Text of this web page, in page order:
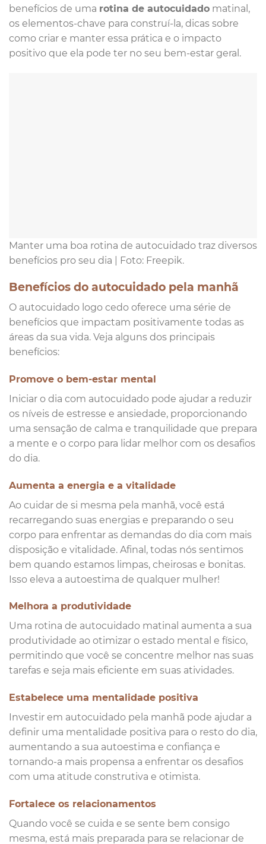
benefícios de uma rotina de autocuidado matinal,
os elementos-chave para construí-la, dicas sobre
como criar e manter essa prática e o impacto
positivo que ela pode ter no seu bem-estar geral.
Manter uma boa rotina de autocuidado traz diversos
benefícios pro seu dia | Foto: Freepik.
Benefícios do autocuidado pela manhã
O autocuidado logo cedo oferece uma série de
benefícios que impactam positivamente todas as
áreas da sua vida. Veja alguns dos principais
benefícios:
Promove o bem-estar mental
Iniciar o dia com autocuidado pode ajudar a reduzir
os níveis de estresse e ansiedade, proporcionando
uma sensação de calma e tranquilidade que prepara
a mente e o corpo para lidar melhor com os desafios
do dia.
Aumenta a energia e a vitalidade
Ao cuidar de si mesma pela manhã, você está
recarregando suas energias e preparando o seu
corpo para enfrentar as demandas do dia com mais
disposição e vitalidade. Afinal, todas nós sentimos
bem quando estamos limpas, cheirosas e bonitas.
Isso eleva a autoestima de qualquer mulher!
Melhora a produtividade
Uma rotina de autocuidado matinal aumenta a sua
produtividade ao otimizar o estado mental e físico,
permitindo que você se concentre melhor nas suas
tarefas e seja mais eficiente em suas atividades.
Estabelece uma mentalidade positiva
Investir em autocuidado pela manhã pode ajudar a
definir uma mentalidade positiva para o resto do dia,
aumentando a sua autoestima e confiança e
tornando-a mais propensa a enfrentar os desafios
com uma atitude construtiva e otimista.
Fortalece os relacionamentos
Quando você se cuida e se sente bem consigo
mesma, está mais preparada para se relacionar de